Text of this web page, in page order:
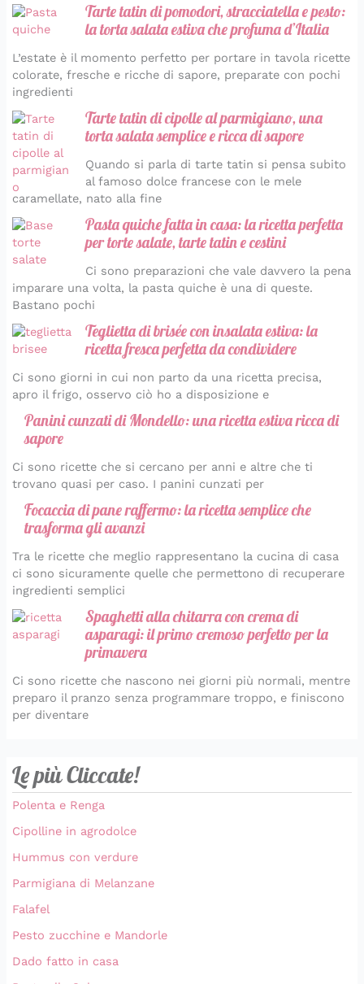
Tarte tatin di pomodori, stracciatella e pesto:
la torta salata estiva che profuma d’Italia
L’estate è il momento perfetto per portare in tavola ricette
colorate, fresche e ricche di sapore, preparate con pochi
ingredienti
Tarte tatin di cipolle al parmigiano, una
torta salata semplice e ricca di sapore
Quando si parla di tarte tatin si pensa subito
al famoso dolce francese con le mele
caramellate, nato alla fine
Pasta quiche fatta in casa: la ricetta perfetta
per torte salate, tarte tatin e cestini
Ci sono preparazioni che vale davvero la pena
imparare una volta, la pasta quiche è una di queste.
Bastano pochi
Teglietta di brisée con insalata estiva: la
ricetta fresca perfetta da condividere
Ci sono giorni in cui non parto da una ricetta precisa,
apro il frigo, osservo ciò ho a disposizione e
Panini cunzati di Mondello: una ricetta estiva ricca di
sapore
Ci sono ricette che si cercano per anni e altre che ti
trovano quasi per caso. I panini cunzati per
Focaccia di pane raffermo: la ricetta semplice che
trasforma gli avanzi
Tra le ricette che meglio rappresentano la cucina di casa
ci sono sicuramente quelle che permettono di recuperare
ingredienti semplici
Spaghetti alla chitarra con crema di
asparagi: il primo cremoso perfetto per la
primavera
Ci sono ricette che nascono nei giorni più normali, mentre
preparo il pranzo senza programmare troppo, e finiscono
per diventare
Le più Cliccate!
Polenta e Renga
Cipolline in agrodolce
Hummus con verdure
Parmigiana di Melanzane
Falafel
Pesto zucchine e Mandorle
Dado fatto in casa